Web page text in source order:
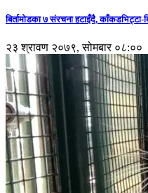
बिर्तामोडका ७ संरचना हटाइँदै,
२३ श्रावण २०७९, सोमबार ०८:००